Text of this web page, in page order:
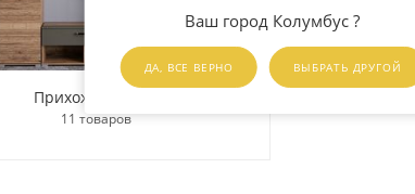
Ваш город Колумбус ?
ДА, ВСЕ ВЕРНО ВЫБРАТЬ ДРУГОЙ
Прихожая Ханна
11 товаров